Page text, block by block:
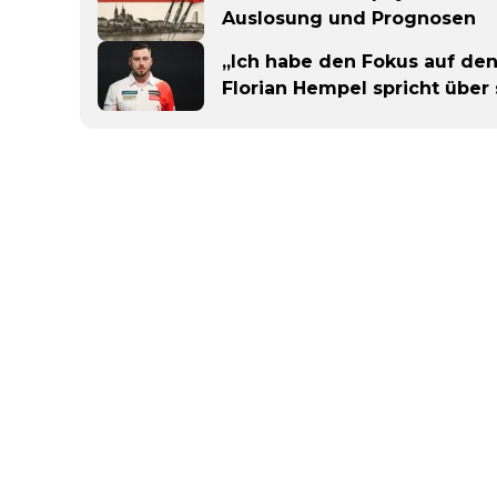
Auslosung und Prognosen
„Ich habe den Fokus auf
Florian Hempel spricht über